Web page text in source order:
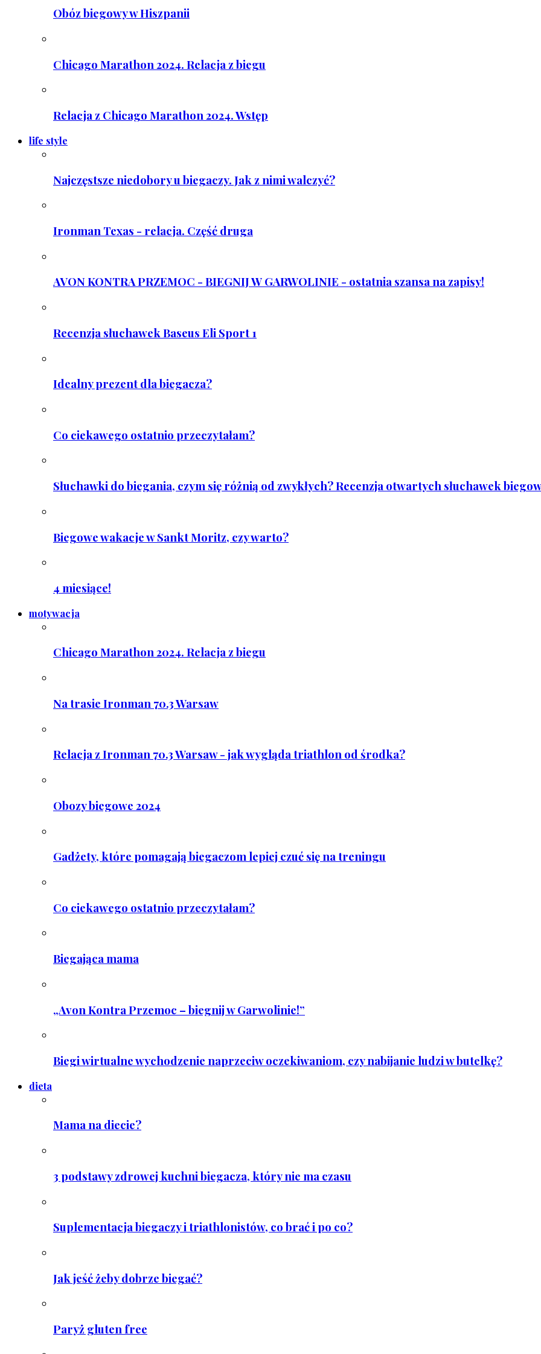
Obóz biegowy w Hiszpanii
Chicago Marathon 2024. Relacja z biegu
Relacja z Chicago Marathon 2024. Wstęp
life style
Najczęstsze niedobory u biegaczy. Jak z nimi walczyć?
Ironman Texas - relacja. Część druga
AVON KONTRA PRZEMOC - BIEGNIJ W GARWOLINIE - ostatnia szansa na zapisy!
Recenzja słuchawek Baseus Eli Sport 1
Idealny prezent dla biegacza?
Co ciekawego ostatnio przeczytałam?
Słuchawki do biegania, czym się różnią od zwykłych? Recenzja otwartych słuchawek
Biegowe wakacje w Sankt Moritz, czy warto?
4 miesiące!
motywacja
Chicago Marathon 2024. Relacja z biegu
Na trasie Ironman 70.3 Warsaw
Relacja z Ironman 70.3 Warsaw - jak wygląda triathlon od środka?
Obozy biegowe 2024
Gadżety, które pomagają biegaczom lepiej czuć się na treningu
Co ciekawego ostatnio przeczytałam?
Biegająca mama
„Avon Kontra Przemoc – biegnij w Garwolinie!”
Biegi wirtualne wychodzenie naprzeciw oczekiwaniom, czy nabijanie ludzi w butelkę?
dieta
Mama na diecie?
3 podstawy zdrowej kuchni biegacza, który nie ma czasu
Suplementacja biegaczy i triathlonistów, co brać i po co?
Jak jeść żeby dobrze biegać?
Paryż gluten free